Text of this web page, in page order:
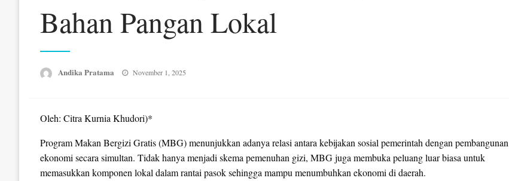
Bahan Pangan Lokal
Andika Pratama
Posted
November 1, 2025
Oleh: Citra Kurnia Khudori)*
Program Makan Bergizi Gratis (MBG) menunjukkan adanya relasi antara kebijakan sosial pemerintah dengan pembangunan
ekonomi secara simultan. Tidak hanya menjadi skema pemenuhan gizi, MBG juga membuka peluang luar biasa untuk
memasukkan komponen lokal dalam rantai pasok sehingga mampu menumbuhkan ekonomi di daerah.